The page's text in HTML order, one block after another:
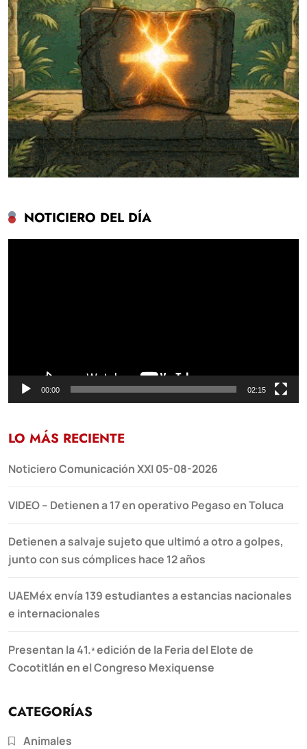
NOTICIERO DEL DÍA
00:00 02:15
LO MÁS RECIENTE
Noticiero Comunicación XXI 05-08-2026
VIDEO – Detienen a 17 en operativo Pegaso en Toluca
Detienen a salvaje sujeto que ultimó a otro a golpes,
junto con sus cómplices hace 12 años
UAEMéx envía 139 estudiantes a estancias nacionales
e internacionales
Presentan la 41.ª edición de la Feria del Elote de
Cocotitlán en el Congreso Mexiquense
CATEGORÍAS
Animales